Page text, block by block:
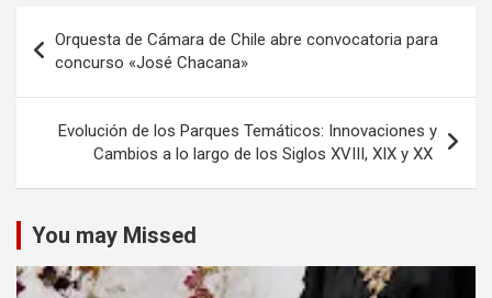
de
entradas
Orquesta de Cámara de Chile abre convocatoria para
concurso «José Chacana»
Evolución de los Parques Temáticos: Innovaciones y
Cambios a lo largo de los Siglos XVIII, XIX y XX
You may Missed